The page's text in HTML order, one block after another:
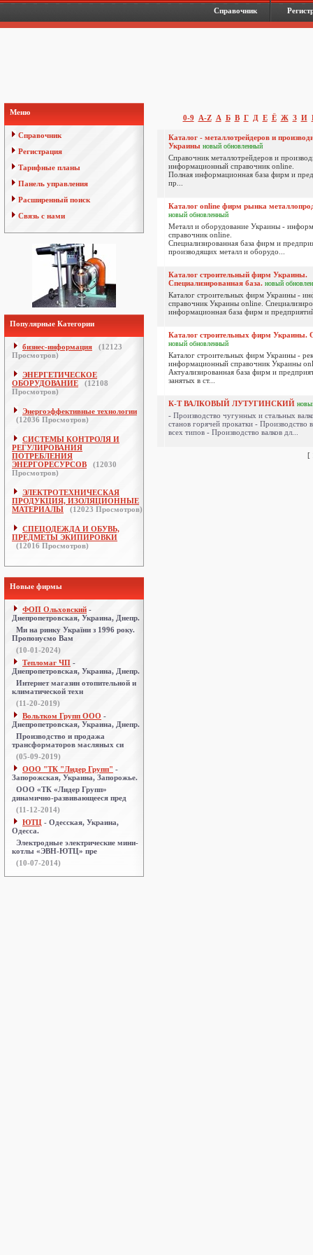
Справочник
Меню
Справочник
Регистрация
Тарифные планы
Панель управления
Расширенный поиск
Связь с нами
Популярные Категории
бизнес-информация (12123
Просмотров)
ЭНЕРГЕТИЧЕСКОЕ
ОБОРУДОВАНИЕ
(12108
Просмотров)
Энергоэффективные технологии
(12036 Просмотров)
СИСТЕМЫ КОНТРОЛЯ И
РЕГУЛИРОВАНИЯ
ПОТРЕБЛЕНИЯ
ЭНЕРГОРЕСУРСОВ
(12030
Просмотров)
ЭЛЕКТРОТЕХНИЧЕСКАЯ
ПРОДУКЦИЯ, ИЗОЛЯЦИОННЫЕ
МАТЕРИАЛЫ
(12023 Просмотров)
СПЕЦОДЕЖДА И ОБУВЬ,
ПРЕДМЕТЫ ЭКИПИРОВКИ
(12016 Просмотров)
Новые фирмы
ФОП Ольховский -
Днепропетровская, Украина, Днепр.
Ми на ринку України з 1996 року.
Пропонуємо Вам
(10-01-2024)
Тепломаг ЧП -
Днепропетровская, Украина, Днепр.
Интернет магазин отопительной и
климатической техн
(11-20-2019)
Вольтком Групп ООО -
Днепропетровская, Украина, Днепр.
Производство и продажа
трансформаторов масляных си
(05-09-2019)
ООО "ТК "Лидер Групп" -
Запорожская, Украина, Запорожье.
ООО «ТК «Лидер Групп»
динамично-развивающееся пред
(11-12-2014)
ЮТЦ - Одесская, Украина,
Одесса.
Электродные электрические мини-
котлы «ЭВН-ЮТЦ» пре
(10-07-2014)
0-9 A-Z А Б В Г Д Е Ё Ж З И
Каталог - металлотрейдеров и
Украины новый обновленный
Справочник металлотрейдеров и
информационный справочник online.
Полная информационная база фирм и
пр...
Каталог online фирм рынка
новый обновленный
Металл и оборудование Украины -
справочник online.
Специализированная база фирм и
производящих металл и оборудо...
Каталог строительный фирм Украины.
Специализированная база. новый
Каталог строительных фирм Украины -
справочник Украины online.
информационная база фирм и
Каталог строительных фирм Украины.
новый обновленный
Каталог строительных фирм Украины -
информационный справочник Украины
Актуализированная база фирм и
занятых в ст...
К-Т ВАЛКОВЫЙ ЛУТУГИНСКИЙ
- Производство чугунных и стальных
станов горячей прокатки - Производство
всех типов - Производство валков дл...
[